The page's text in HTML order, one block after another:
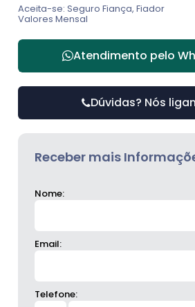
Valores Mensal
Aceita-se: Seguro Fiança, Fiador
Atendimento pelo
Dúvidas? Nós
Receber mais
Nome:
Email:
Telefone: